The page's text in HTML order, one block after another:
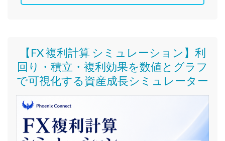
【FX 複利計算 シミュレーション】利
回り・積立・複利効果を数値とグラフ
で可視化する資産成長シミュレーター